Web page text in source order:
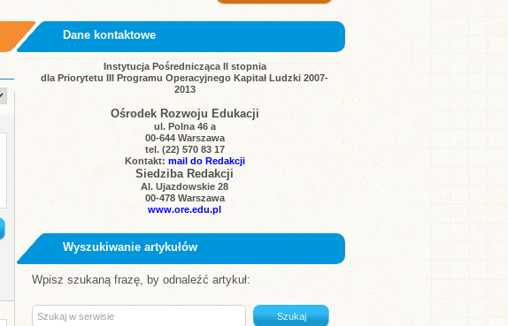
Dane kontaktowe
Instytucja Pośrednicząca II stopnia
dla Priorytetu III Programu Operacyjnego Kapitał Ludzki 2007-
2013
Ośrodek Rozwoju Edukacji
ul. Polna 46 a
00-644 Warszawa
tel. (22) 570 83 17
Kontakt: mail do Redakcji
Siedziba Redakcji
Al. Ujazdowskie 28
00-478 Warszawa
www.ore.edu.pl
Wyszukiwanie artykułów
Wpisz szukaną frazę, by odnaleźć artykuł: